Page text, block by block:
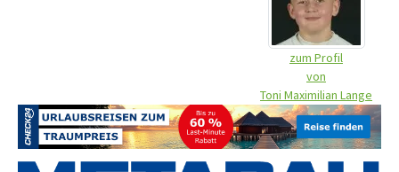
zum Profil
von
Toni Maximilian Lange